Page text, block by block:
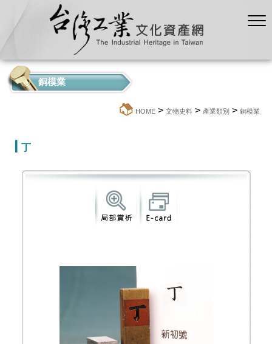
銅模業
HOME > 文物史料 > 產業類別 > 銅模業
丁